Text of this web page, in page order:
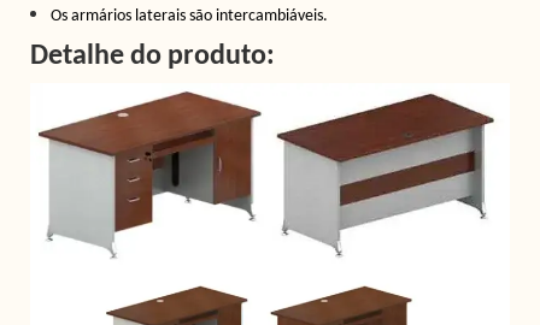
Os armários laterais são intercambiáveis.
Detalhe do produto: